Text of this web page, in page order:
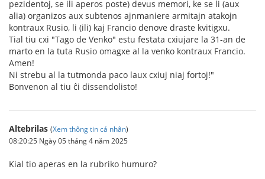
pezidentoj, se ili aperos poste) devus memori, ke se li (aux
alia) organizos aux subtenos ajnmaniere armitajn atakojn
kontraux Rusio, li (ili) kaj Francio denove draste kvitigxu.
Tial tiu cxi "Tago de Venko" estu festata cxiujare la 31-an de
marto en la tuta Rusio omagxe al la venko kontraux Francio.
Amen!
Ni strebu al la tutmonda paco laux cxiuj niaj fortoj!"
Bonvenon al tiu ĉi dissendolisto!
Altebrilas (Xem thông tin cá nhân)
08:20:25 Ngày 05 tháng 4 năm 2025
Kial tio aperas en la rubriko humuro?